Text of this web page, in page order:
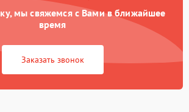
мы свяжемся с Вами в ближайшее
время
Заказать звонок